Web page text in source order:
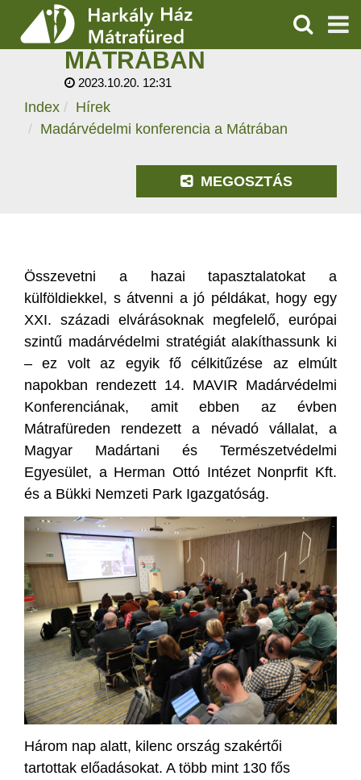
SZOLGÁLTATÁSOK
PROGRAMOK
KERESÉS
MADÁRVÉDELMI
KONFERENCIA A
MÁTRÁBAN
2023.10.20. 12:31
Index
Hírek
Madárvédelmi konferencia a Mátrában
MEGOSZTÁS
Összevetni a hazai tapasztalatokat a
külföldiekkel, s átvenni a jó példákat, hogy egy
XXI. századi elvárásoknak megfelelő, európai
szintű madárvédelmi stratégiát alakíthassunk ki
– ez volt az egyik fő célkitűzése az elmúlt
napokban rendezett 14. MAVIR Madárvédelmi
Konferenciának, amit ebben az évben
Mátrafüreden rendezett a névadó vállalat, a
Magyar Madártani és Természetvédelmi
Egyesület, a Herman Ottó Intézet Nonprfit Kft.
és a Bükki Nemzeti Park Igazgatóság.
Három nap alatt, kilenc ország szakértői
tartottak előadásokat. A több mint 130 fős